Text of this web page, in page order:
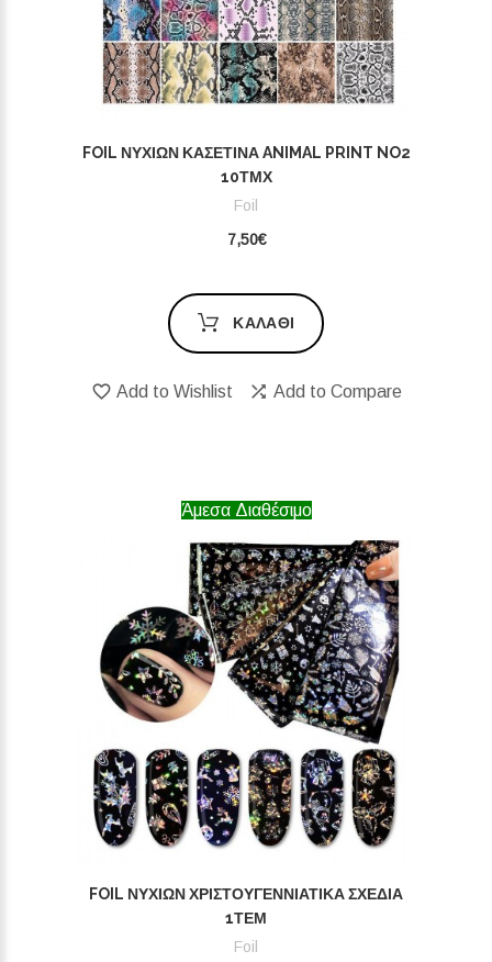
FOIL ΝΥΧΙΏΝ ΚΑΣΕΤΊΝΑ ANIMAL PRINT NO2
10ΤΜΧ
Foil
7,50€
ΚΑΛΆΘΙ
Add to Wishlist Add to Compare
Άμεσα Διαθέσιμο
FOIL ΝΥΧΙΏΝ ΧΡΙΣΤΟΥΓΕΝΝΙΆΤΙΚΑ ΣΧΈΔΙΑ
1ΤΕΜ
Foil